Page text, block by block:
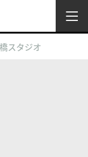
スタジオ